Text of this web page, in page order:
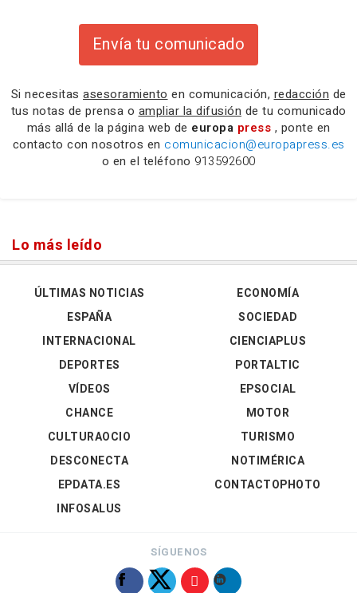
Envía tu comunicado
Si necesitas asesoramiento en comunicación, redacción de
tus notas de prensa o ampliar la difusión de tu comunicado
más allá de la página web de europa press , ponte en
contacto con nosotros en comunicacion@europapress.es
o en el teléfono 913592600
Lo más leído
ÚLTIMAS NOTICIAS
ESPAÑA
INTERNACIONAL
DEPORTES
VÍDEOS
ECONOMÍA
SOCIEDAD
CIENCIAPLUS
PORTALTIC
EPSOCIAL
CHANCE
CULTURAOCIO
DESCONECTA
EPDATA.ES
INFOSALUS
MOTOR
TURISMO
NOTIMÉRICA
CONTACTOPHOTO
SÍGUENOS